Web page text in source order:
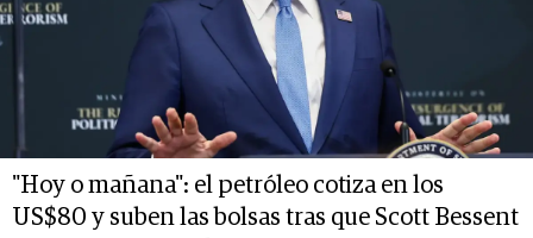
"Hoy o mañana": el petróleo cotiza en los
US$80 y suben las bolsas tras que Scott Bessent